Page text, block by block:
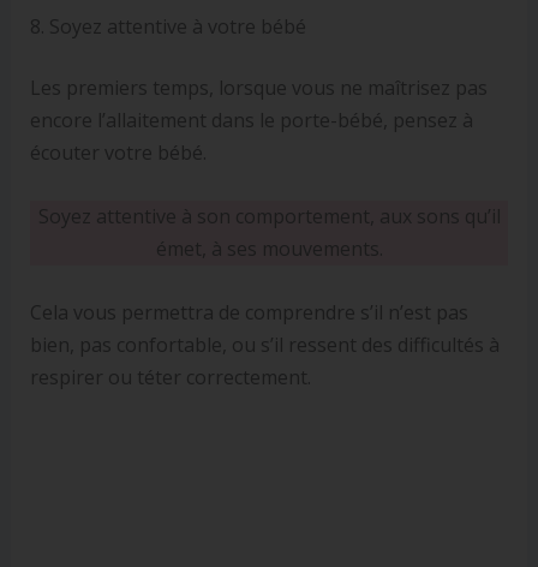
8. Soyez attentive à votre bébé
Les premiers temps, lorsque vous ne maîtrisez pas
encore l’allaitement dans le porte-bébé, pensez à
écouter votre bébé.
Soyez attentive à son comportement, aux sons qu’il
émet, à ses mouvements.
Cela vous permettra de comprendre s’il n’est pas
bien, pas confortable, ou s’il ressent des difficultés à
respirer ou téter correctement.